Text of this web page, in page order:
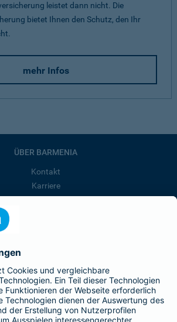
leistet dann nicht. Die
bietet Ihnen den Schutz, den Ihr
mehr Infos
ÜBER BARMENIA
Kontakt
Karriere
ist Teil der BarmeniaGothaer
BELIEBTE SEITEN
Zusatzversicherung
Tierversicherungen